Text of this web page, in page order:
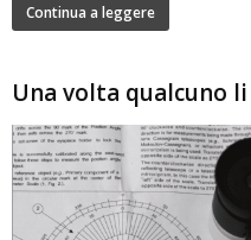
Continua a leggere
Una volta qualcuno li